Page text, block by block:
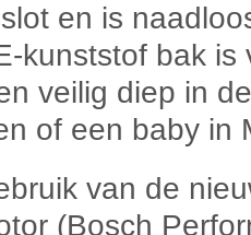
en is
kunststof bak
veilig diep in
of een baby in
van de
(Bosch